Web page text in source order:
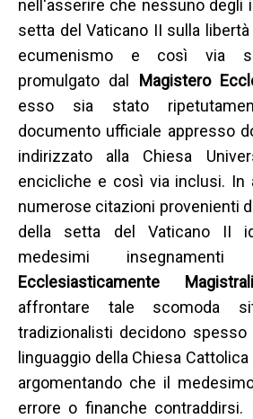
nell'asserire che nessuno degli
setta del Vaticano II sulla
ecumenismo e così via
promulgato dal
Magistero
esso sia stato
documento ufficiale appresso
indirizzato alla Chiesa
encicliche e così via inclusi. In
numerose citazioni provenienti
della setta del Vaticano II
medesimi
Ecclesiasticamente
affrontare tale scomoda
tradizionalisti decidono spesso
linguaggio della Chiesa
argomentando che il
errore o finanche